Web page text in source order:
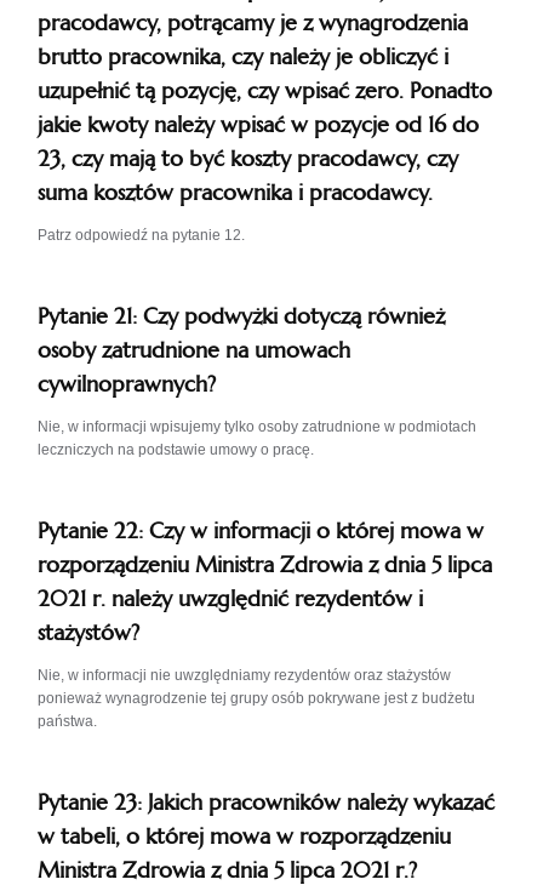
pracodawcy, potrącamy je z wynagrodzenia
brutto pracownika, czy należy je obliczyć i
uzupełnić tą pozycję, czy wpisać zero. Ponadto
jakie kwoty należy wpisać w pozycje od 16 do
23, czy mają to być koszty pracodawcy, czy
suma kosztów pracownika i pracodawcy.
Patrz odpowiedź na pytanie 12.
Pytanie 21: Czy podwyżki dotyczą również
osoby zatrudnione na umowach
cywilnoprawnych?
Nie, w informacji wpisujemy tylko osoby zatrudnione w podmiotach
leczniczych na podstawie umowy o pracę.
Pytanie 22: Czy w informacji o której mowa w
rozporządzeniu Ministra Zdrowia z dnia 5 lipca
2021 r. należy uwzględnić rezydentów i
stażystów?
Nie, w informacji nie uwzględniamy rezydentów oraz stażystów
ponieważ wynagrodzenie tej grupy osób pokrywane jest z budżetu
państwa.
Pytanie 23: Jakich pracowników należy wykazać
w tabeli, o której mowa w rozporządzeniu
Ministra Zdrowia z dnia 5 lipca 2021 r.?